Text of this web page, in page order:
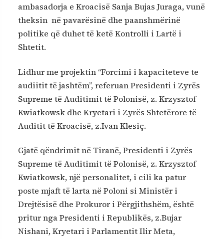
ambasadorja e Kroacisë Sanja Bujas Juraga, vunë
theksin në pavarësinë dhe paanshmërinë
politike që duhet të ketë Kontrolli i Lartë i
Shtetit.
Lidhur me projektin “Forcimi i kapaciteteve te
audiitit të jashtëm”, referuan Presidenti i Zyrës
Supreme të Auditimit të Polonisë, z. Krzysztof
Kwiatkowsk dhe Kryetari i Zyrës Shtetërore të
Auditit të Kroacisë, z.Ivan Klesiç.
Gjatë qëndrimit në Tiranë, Presidenti i Zyrës
Supreme të Auditimit të Polonisë, z. Krzysztof
Kwiatkowsk, një personalitet, i cili ka patur
poste mjaft të larta në Poloni si Ministër i
Drejtësisë dhe Prokuror i Përgjithshëm, është
pritur nga Presidenti i Republikës, z.Bujar
Nishani, Kryetari i Parlamentit Ilir Meta,